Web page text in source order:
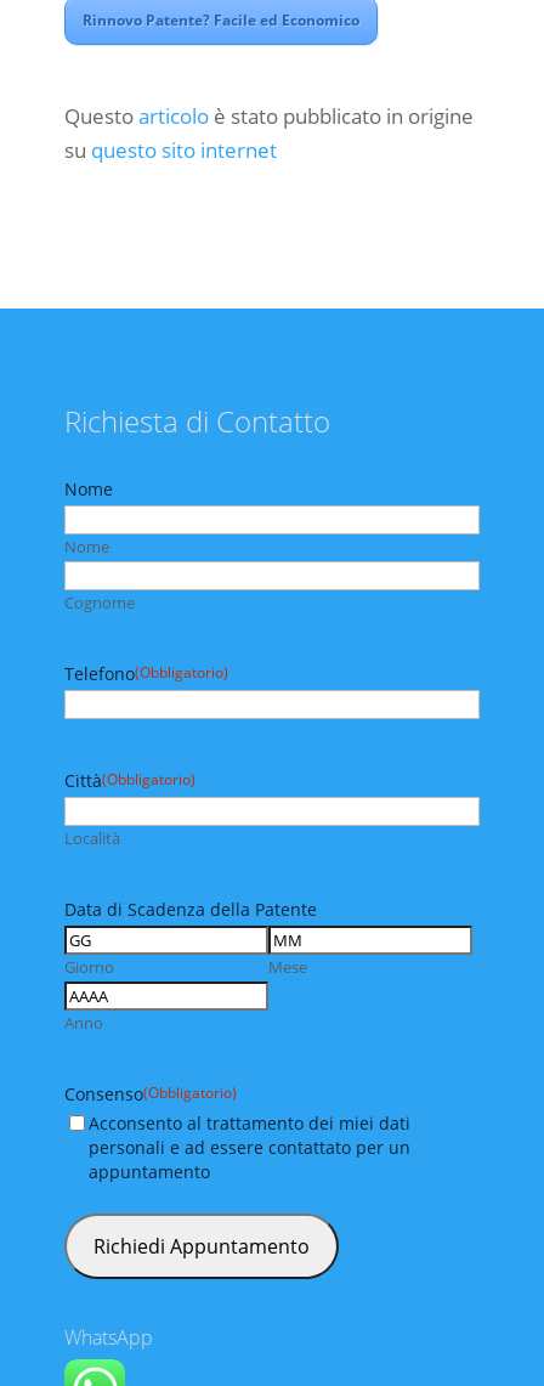
Rinnovo Patente? Facile ed Economico
Questoarticoloè stato pubblicato in origine
su questo sito internet
Richiesta di Contatto
Nome
Nome
Cognome
Telefono(Obbligatorio)
Città(Obbligatorio)
Località
Data di Scadenza della Patente
Giorno Mese
Anno
Consenso(Obbligatorio)
Acconsento al trattamento dei miei dati
personali e ad essere contattato per un
appuntamento
WhatsApp